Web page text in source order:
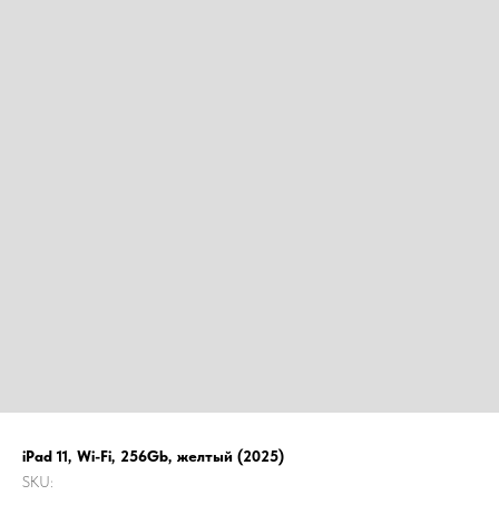
iPad 11, Wi-Fi, 256Gb, желтый (2025)
SKU: